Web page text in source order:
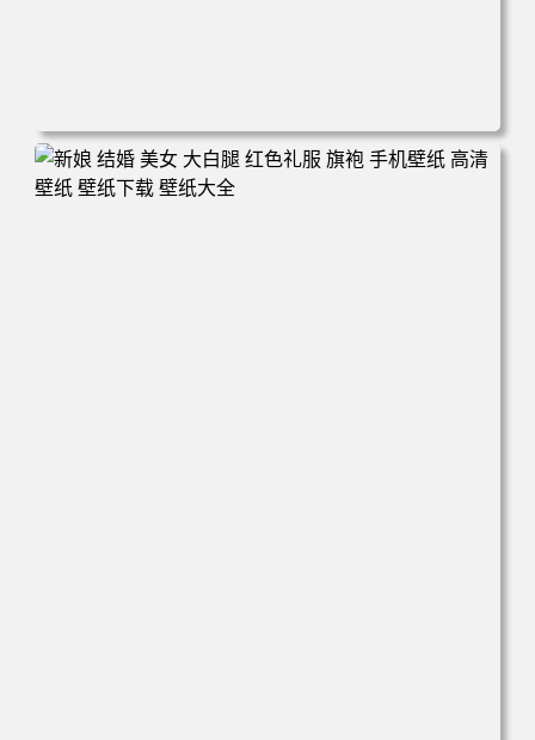
电脑壁纸 心态好 情绪好 身体好 运气就好 手机壁纸 高清壁
纸 壁纸下载 壁纸大全